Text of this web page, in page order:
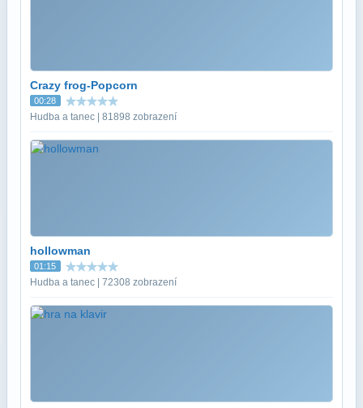
Crazy frog-Popcorn
00:28
Hudba a tanec | 81898 zobrazení
hollowman
01:15
Hudba a tanec | 72308 zobrazení